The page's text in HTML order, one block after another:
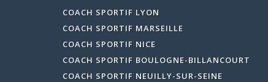
COACH SPORTIF LYON
COACH SPORTIF MARSEILLE
COACH SPORTIF NICE
COACH SPORTIF BOULOGNE-BILLANCOURT
COACH SPORTIF NEUILLY-SUR-SEINE